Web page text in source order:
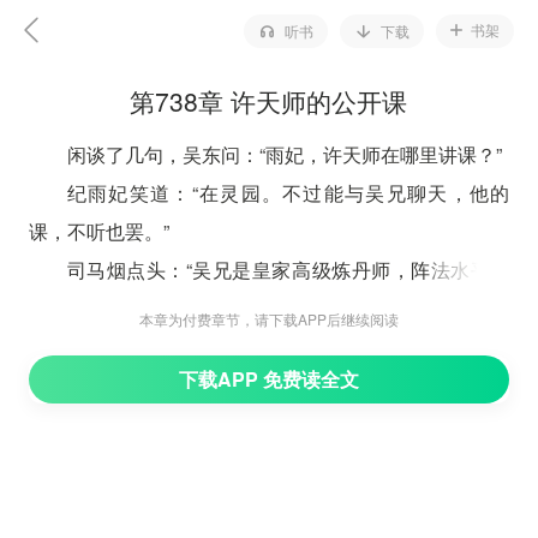
听书 下载 书架
第738章 许天师的公开课
闲谈了几句，吴东问：“雨妃，许天师在哪里讲课？”
纪雨妃笑道：“在灵园。不过能与吴兄聊天，他的
课，不听也罢。”
司马烟点头：“吴兄是皇家高级炼丹师，阵法水平也
绝对是天级的水准，未来很可能成为一代天师。”
一段时间，成为九星武师什么的，那就是妥妥的天师了。
本章为付费章节，请下载APP后继续阅读
下载APP 免费读全文